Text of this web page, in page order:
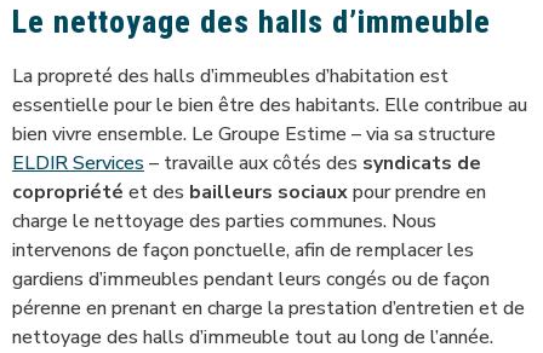
Le nettoyage des halls d’immeuble
La propreté des halls d’immeubles d’habitation est
essentielle pour le bien être des habitants. Elle contribue au
bien vivre ensemble. Le Groupe Estime – via sa structure
ELDIR Services – travaille aux côtés des syndicats de
copropriété et des bailleurs sociauxpour prendre en
charge le nettoyage des parties communes. Nous
intervenons de façon ponctuelle, afin de remplacer les
gardiens d’immeubles pendant leurs congés ou de façon
pérenne en prenant en charge la prestation d’entretien et de
nettoyage des halls d’immeuble tout au long de l’année.